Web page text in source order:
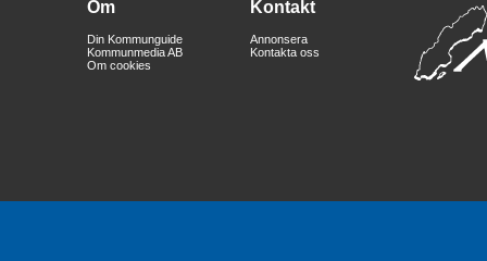
Om
Din Kommunguide
Kommunmedia AB
Om cookies
Kontakt
Annonsera
Kontakta oss